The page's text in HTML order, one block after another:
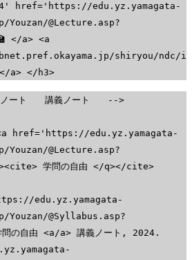
href='https://edu.yz.yamagata-
@Lecture.asp?
</a> <a
shiryou/ndc/i
a> </h3>
ート 講義ノート -->
href='https://edu.yz.yamagata-
@Lecture.asp?
学問の自由 </q></cite>
edu.yz.yamagata-
@Syllabus.asp?
の自由 <a/a> 講義ノート, 2024.